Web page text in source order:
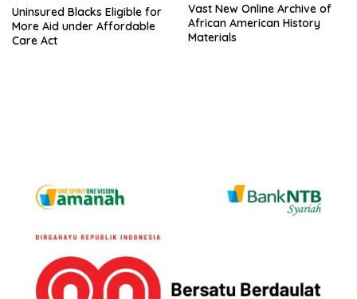
Uninsured Blacks Eligible for
More Aid under Affordable
Care Act
Vast New Online Archive of
African American History
Materials